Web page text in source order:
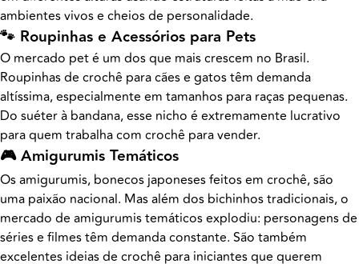
ambientes vivos e cheios de personalidade.
🐾 Roupinhas e Acessórios para Pets
O mercado pet é um dos que mais crescem no Brasil.
Roupinhas de crochê para cães e gatos têm demanda
altíssima, especialmente em tamanhos para raças pequenas.
Do suéter à bandana, esse nicho é extremamente lucrativo
para quem trabalha com crochê para vender.
🎮 Amigurumis Temáticos
Os amigurumis, bonecos japoneses feitos em crochê, são
uma paixão nacional. Mas além dos bichinhos tradicionais, o
mercado de amigurumis temáticos explodiu: personagens de
séries e filmes têm demanda constante. São também
excelentes ideias de crochê para iniciantes que querem